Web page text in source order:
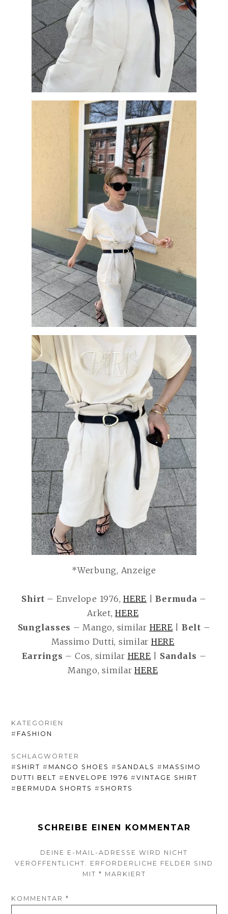
*Werbung, Anzeige
Shirt – Envelope 1976,HERE |Bermuda –
Arket,HERE
Sunglasses – Mango, similar HERE Belt –
Massimo Dutti, similar HERE
Earrings – Cos, similar HERE Sandals –
Mango, similarHERE
KATEGORIEN
# FASHION
SCHLAGWÖRTER
# SHIRT # MANGO SHOES # SANDALS # MASSIMO
DUTTI BELT # ENVELOPE 1976 #VINTAGE SHIRT
# BERMUDA SHORTS # SHORTS
SCHREIBE EINEN KOMMENTAR
DEINE E-MAIL-ADRESSE WIRD NICHT
VERÖFFENTLICHT.
ERFORDERLICHE FELDER SIND
MIT * MARKIERT
KOMMENTAR*